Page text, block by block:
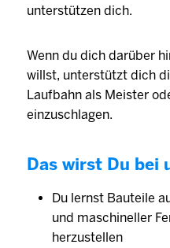
unterstützen dich.
Wenn du dich darüber
willst, unterstützt dich
Laufbahn als Meister
einzuschlagen.
Das wirst Du bei
Du lernst Bauteile
und maschineller
herzustellen